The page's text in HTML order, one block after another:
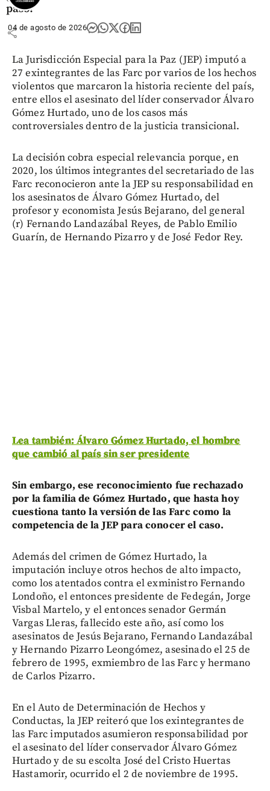
pasó?
share
04 de agosto de 2026
La Jurisdicción Especial para la Paz (JEP) imputó a
27 exintegrantes de las Farc por varios de los hechos
violentos que marcaron la historia reciente del país,
entre ellos el asesinato del líder conservador Álvaro
Gómez Hurtado, uno de los casos más
controversiales dentro de la justicia transicional.
La decisión cobra especial relevancia porque, en
2020, los últimos integrantes del secretariado de las
Farc reconocieron ante la JEP su responsabilidad en
los asesinatos de Álvaro Gómez Hurtado, del
profesor y economista Jesús Bejarano, del general
(r) Fernando Landazábal Reyes, de Pablo Emilio
Guarín, de Hernando Pizarro y de José Fedor Rey.
Lea también: Álvaro Gómez Hurtado, el hombre
que cambió al país sin ser presidente
Sin embargo, ese reconocimiento fue rechazado
por la familia de Gómez Hurtado, que hasta hoy
cuestiona tanto la versión de las Farc como la
competencia de la JEP para conocer el caso.
Además del crimen de Gómez Hurtado, la
imputación incluye otros hechos de alto impacto,
como los atentados contra el exministro Fernando
Londoño, el entonces presidente de Fedegán, Jorge
Visbal Martelo, y el entonces senador Germán
Vargas Lleras, fallecido este año, así como los
asesinatos de Jesús Bejarano, Fernando Landazábal
y Hernando Pizarro Leongómez, asesinado el 25 de
febrero de 1995, exmiembro de las Farc y hermano
de Carlos Pizarro.
En el Auto de Determinación de Hechos y
Conductas, la JEP reiteró que los exintegrantes de
las Farc imputados asumieron responsabilidad por
el asesinato del líder conservador Álvaro Gómez
Hurtado y de su escolta José del Cristo Huertas
Hastamorir, ocurrido el 2 de noviembre de 1995.